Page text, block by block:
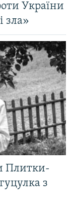
України
зла»
Плитки-
з